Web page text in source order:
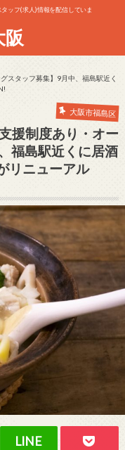
ッフ(求人)情報を配信していま
スタッフ募集】9月中、福島駅近く
大阪市福島区
援制度あり・オー
福島駅近くに居酒
リニューアル